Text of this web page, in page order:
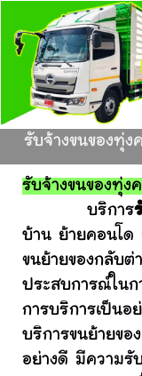
รับจ้างขนของทุ่ง
รับจ้างขนของทุ่ง
บริการ
บ้าน ย้ายคอนโด
ขนย้ายของกลับ
ประสบการณ์ในก
การบริการเป็นอ
บริการขนย้ายขอ
อย่างดี มีความรั